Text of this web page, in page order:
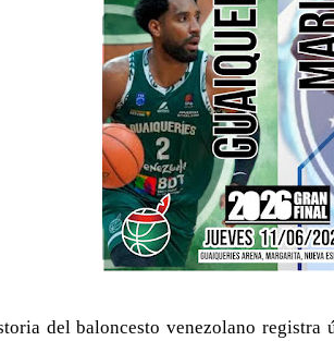
del baloncesto venezolano registra